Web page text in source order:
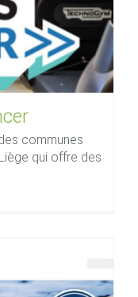
communes
qui offre des